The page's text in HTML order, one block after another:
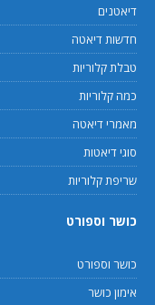
דיאטנים
חדשות דיאטה
טבלת קלוריות
כמה קלוריות
מאמרי דיאטה
סוגי דיאטות
שריפת קלוריות
כושר וספורט
כושר וספורט
אימון כושר